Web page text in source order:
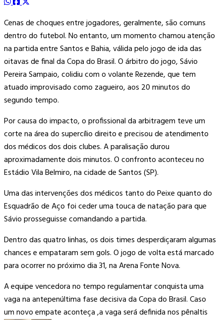
Cenas de choques entre jogadores, geralmente, são comuns
dentro do futebol. No entanto, um momento chamou atenção
na partida entre Santos e Bahia, válida pelo jogo de ida das
oitavas de final da Copa do Brasil. O árbitro do jogo, Sávio
Pereira Sampaio, colidiu com o volante Rezende, que tem
atuado improvisado como zagueiro, aos 20 minutos do
segundo tempo.
Por causa do impacto, o profissional da arbitragem teve um
corte na área do supercílio direito e precisou de atendimento
dos médicos dos dois clubes. A paralisação durou
aproximadamente dois minutos. O confronto aconteceu no
Estádio Vila Belmiro, na cidade de Santos (SP).
Uma das intervenções dos médicos tanto do Peixe quanto do
Esquadrão de Aço foi ceder uma touca de natação para que
Sávio prosseguisse comandando a partida.
Dentro das quatro linhas, os dois times desperdiçaram algumas
chances e empataram sem gols. O jogo de volta está marcado
para ocorrer no próximo dia 31, na Arena Fonte Nova.
A equipe vencedora no tempo regulamentar conquista uma
vaga na antepenúltima fase decisiva da Copa do Brasil. Caso
um novo empate aconteça ,a vaga será definida nos pênaltis